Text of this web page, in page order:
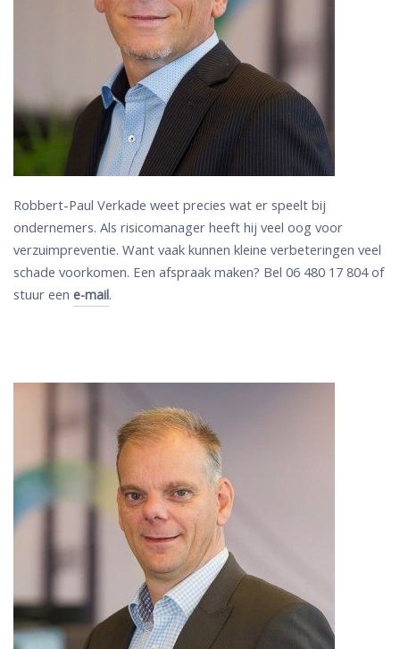
Robbert-Paul Verkade weet precies wat er speelt bij
ondernemers. Als risicomanager heeft hij veel oog voor
verzuimpreventie. Want vaak kunnen kleine verbeteringen veel
schade voorkomen. Een afspraak maken? Bel 06 480 17 804 of
stuur een e-mail.